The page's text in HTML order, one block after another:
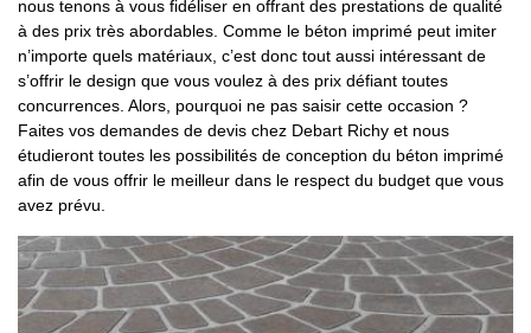
nous tenons à vous fidéliser en offrant des prestations de qualité
à des prix très abordables. Comme le béton imprimé peut imiter
n’importe quels matériaux, c’est donc tout aussi intéressant de
s’offrir le design que vous voulez à des prix défiant toutes
concurrences. Alors, pourquoi ne pas saisir cette occasion ?
Faites vos demandes de devis chez Debart Richy et nous
étudieront toutes les possibilités de conception du béton imprimé
afin de vous offrir le meilleur dans le respect du budget que vous
avez prévu.